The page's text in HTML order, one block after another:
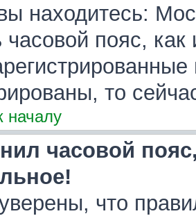
находитесь:
часовой пояс,
то
началу
часовой
что